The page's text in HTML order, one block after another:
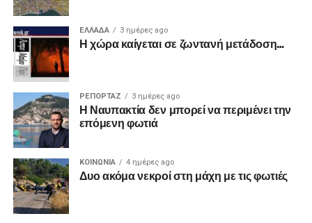
ΕΛΛΑΔΑ 3 ημέρες ago
Η χώρα καίγεται σε ζωντανή μετάδοση…
ΡΕΠΟΡΤΑΖ 3 ημέρες ago
Η Ναυπακτία δεν μπορεί να περιμένει την
επόμενη φωτιά
ΚΟΙΝΩΝΙΑ 4 ημέρες ago
Δυο ακόμα νεκροί στη μάχη με τις φωτιές